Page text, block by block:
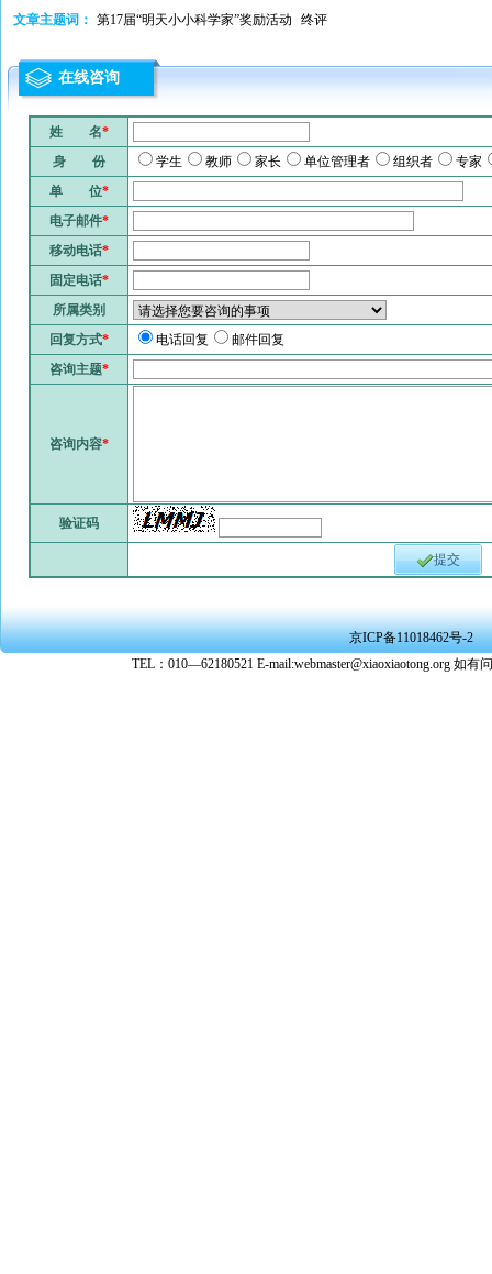
文章主题词： 第17届“明天小小科学家”奖励活动 终评
在线咨询
姓 名*
身 份
学生 教师 家长 单位管理者 组织者
专家
单 位*
电子邮件*
移动电话*
固定电话*
所属类别
回复方式* 电话回复
邮件回复
咨询主题*
咨询内容*
验证码
提交
京ICP备11018462号-2
TEL：010—62180521 E-mail:webmaster@xiaoxiaotong.org 如